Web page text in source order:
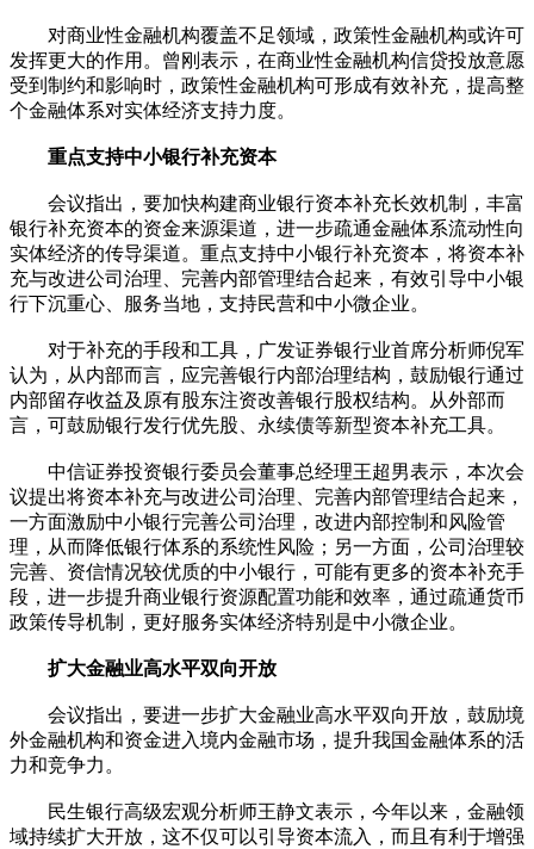
对商业性金融机构覆盖不足领域，政策性金融机构或许可
发挥更大的作用。曾刚表示，在商业性金融机构信贷投放意愿
受到制约和影响时，政策性金融机构可形成有效补充，提高整
个金融体系对实体经济支持力度。
重点支持中小银行补充资本
会议指出，要加快构建商业银行资本补充长效机制，丰富
银行补充资本的资金来源渠道，进一步疏通金融体系流动性向
实体经济的传导渠道。重点支持中小银行补充资本，将资本补
充与改进公司治理、完善内部管理结合起来，有效引导中小银
行下沉重心、服务当地，支持民营和中小微企业。
对于补充的手段和工具，广发证券银行业首席分析师倪军
认为，从内部而言，应完善银行内部治理结构，鼓励银行通过
内部留存收益及原有股东注资改善银行股权结构。从外部而
言，可鼓励银行发行优先股、永续债等新型资本补充工具。
中信证券投资银行委员会董事总经理王超男表示，本次会
议提出将资本补充与改进公司治理、完善内部管理结合起来，
一方面激励中小银行完善公司治理，改进内部控制和风险管
理，从而降低银行体系的系统性风险；另一方面，公司治理较
完善、资信情况较优质的中小银行，可能有更多的资本补充手
段，进一步提升商业银行资源配置功能和效率，通过疏通货币
政策传导机制，更好服务实体经济特别是中小微企业。
扩大金融业高水平双向开放
会议指出，要进一步扩大金融业高水平双向开放，鼓励境
外金融机构和资金进入境内金融市场，提升我国金融体系的活
力和竞争力。
民生银行高级宏观分析师王静文表示，今年以来，金融领
域持续扩大开放，这不仅可以引导资本流入，而且有利于增强